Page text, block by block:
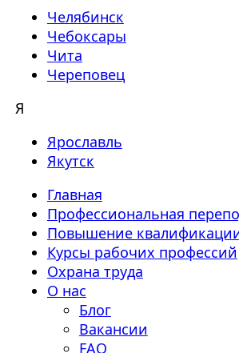
Челябинск
Чебоксары
Чита
Череповец
Я
Ярославль
Якутск
Главная
Профессиональная
Повышение
Курсы рабочих профессий
Охрана труда
О нас
Блог
Вакансии
FAQ